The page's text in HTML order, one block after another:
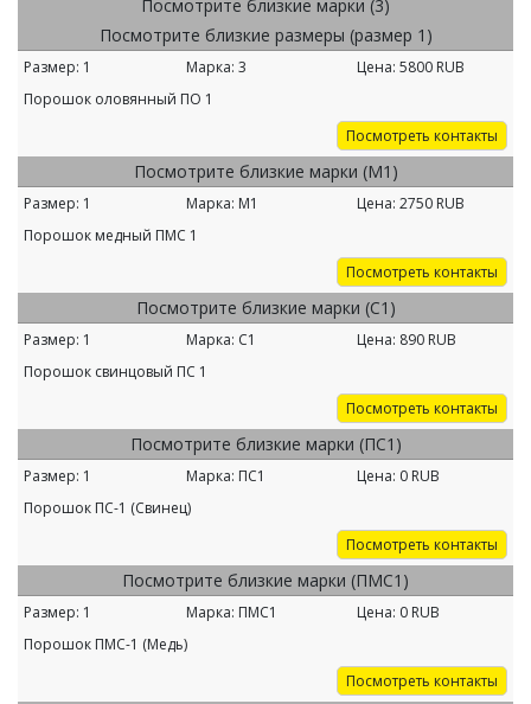
Посмотрите близкие марки (3)
Посмотрите близкие размеры (размер 1)
Размер: 1 Марка: 3 Цена: 5800 RUB
Порошок оловянный ПО 1
Посмотреть контакты
Посмотрите близкие марки (М1)
Размер: 1 Марка: М1 Цена: 2750 RUB
Порошок медный ПМС 1
Посмотреть контакты
Посмотрите близкие марки (С1)
Размер: 1 Марка: С1 Цена: 890 RUB
Порошок свинцовый ПС 1
Посмотреть контакты
Посмотрите близкие марки (ПС1)
Размер: 1 Марка: ПС1 Цена: 0 RUB
Порошок ПС-1 (Свинец)
Посмотреть контакты
Посмотрите близкие марки (ПМС1)
Размер: 1 Марка: ПМС1 Цена: 0 RUB
Порошок ПМС-1 (Медь)
Посмотреть контакты